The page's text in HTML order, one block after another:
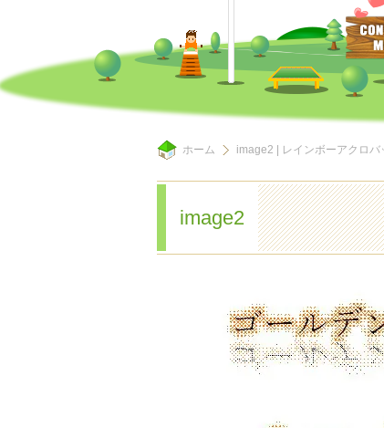
ホーム image2 | レインボーアクロ
image2